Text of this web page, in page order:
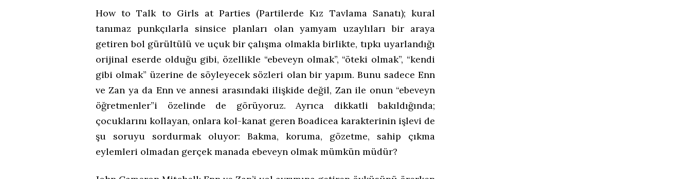
How to Talk to Girls at Parties (Partilerde Kız Tavlama Sanatı); kural
tanımaz punkçılarla sinsice planları olan yamyam uzaylıları bir araya
getiren bol gürültülü ve uçuk bir çalışma olmakla birlikte, tıpkı uyarlandığı
orijinal eserde olduğu gibi, özellikle “ebeveyn olmak”, “öteki olmak”, “kendi
gibi olmak” üzerine de söyleyecek sözleri olan bir yapım. Bunu sadece Enn
ve Zan ya da Enn ve annesi arasındaki ilişkide değil, Zan ile onun “ebeveyn
öğretmenler”i özelinde de görüyoruz. Ayrıca dikkatli bakıldığında;
çocuklarını kollayan, onlara kol-kanat geren Boadicea karakterinin işlevi de
şu soruyu sordurmak oluyor: Bakma, koruma, gözetme, sahip çıkma
eylemleri olmadan gerçek manada ebeveyn olmak mümkün müdür?